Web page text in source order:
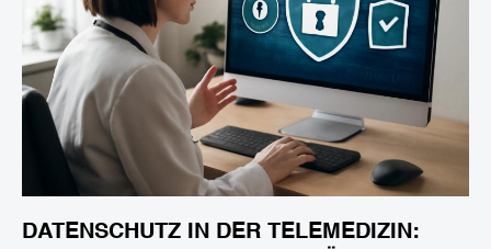
DATENSCHUTZ IN DER TELEMEDIZIN: